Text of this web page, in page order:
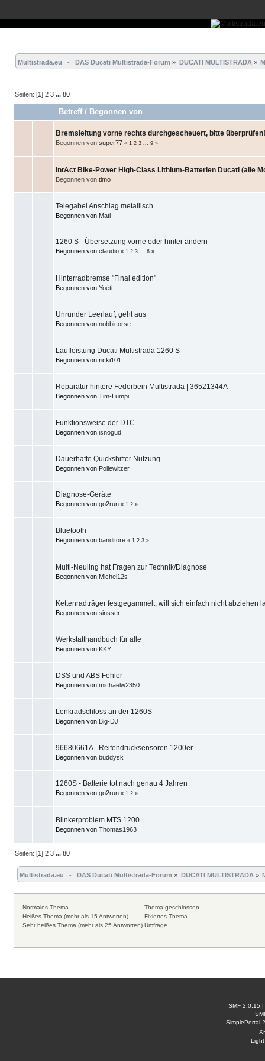
Multistrada.eu   -   DAS Ducati Multistrada-Forum » DUCATI MULTISTRADA »
Seiten: [1]2 3 ...80
Betreff/ Begonnen von
Bremsleitung vorne rechts durchgescheuert, bitte überprüfen!
Begonnen von super77 « 1 2 3 ... 9 »
intAct Bike-Power High-Class Lithium-Batterien Ducati (alle
Begonnen von timo
Telegabel Anschlag metallisch
Begonnen von Mati
1260 S - Übersetzung vorne oder hinter ändern
Begonnen von claudio « 1 2 3 ... 6 »
Hinterradbremse "Final edition"
Begonnen von Yoeti
Unrunder Leerlauf, geht aus
Begonnen von nobbicorse
Laufleistung Ducati Multistrada 1260 S
Begonnen von ricki101
Reparatur hintere Federbein Multistrada | 36521344A
Begonnen von Tim-Lumpi
Funktionsweise der DTC
Begonnen von isnogud
Dauerhafte Quickshifter Nutzung
Begonnen von Pollewitzer
Diagnose-Geräte
Begonnen von go2run « 1 2 »
Bluetooth
Begonnen von banditore « 1 2 3 »
Multi-Neuling hat Fragen zur Technik/Diagnose
Begonnen von Michel12s
Kettenradträger festgegammelt, will sich einfach nicht abziehen
Begonnen von sinsser
Werkstatthandbuch für alle
Begonnen von KKY
DSS und ABS Fehler
Begonnen von michaelw2350
Lenkradschloss an der 1260S
Begonnen von Big-DJ
96680661A - Reifendrucksensoren 1200er
Begonnen von buddysk
1260S - Batterie tot nach genau 4 Jahren
Begonnen von go2run « 1 2 »
Blinkerproblem MTS 1200
Begonnen von Thomas1963
Seiten: [1]2 3 ...80
Multistrada.eu   -   DAS Ducati Multistrada-Forum » DUCATI MULTISTRADA »
Normales Thema
Heißes Thema (mehr als 15 Antworten)
Sehr heißes Thema (mehr als 25 Antworten)
Thema geschlossen
Fixiertes Thema
Umfrage
SMF 2.0.15
SimplePortal